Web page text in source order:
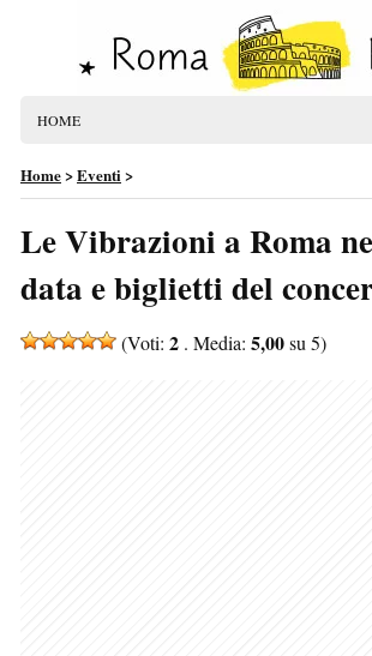
HOME
Home>Eventi>
Le Vibrazioni a Roma
data e biglietti del
(Voti: 2 . Media: 5,00su 5)